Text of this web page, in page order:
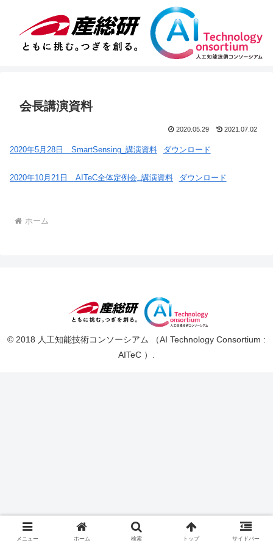
会長講演資料
2020.05.29 2021.07.02
2020年5月28日 SmartSensing_講演資料 ダウンロード
2020年10月21日 AITeC全体定例会‗講演資料 ダウンロード
ホーム
© 2018 人工知能技術コンソーシアム （AI Technology Consortium :
AITeC ）.
メニュー ホーム 検索 トップ サイドバー